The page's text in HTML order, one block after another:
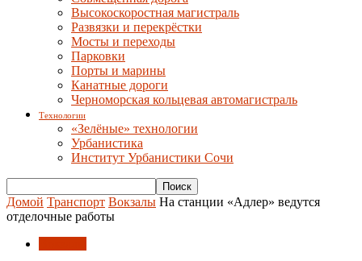
Высокоскоростная магистраль
Развязки и перекрёстки
Мосты и переходы
Парковки
Порты и марины
Канатные дороги
Черноморская кольцевая автомагистраль
Технологии
«Зелёные» технологии
Урбанистика
Институт Урбанистики Сочи
Домой Транспорт Вокзалы На станции «Адлер» ведутся
отделочные работы